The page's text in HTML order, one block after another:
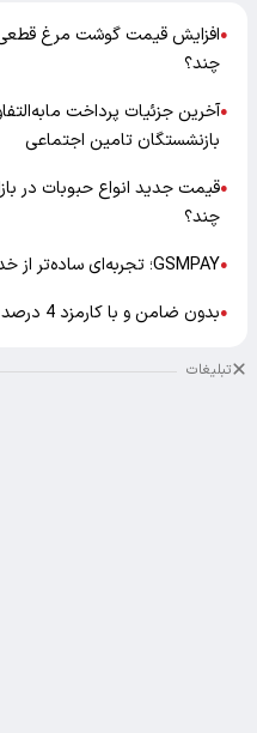
●افزایش قیمت گوشت مرغ
چند؟
●آخرین جزئیات پرداخت
بازنشستگان تامین اجتماعی
●قیمت جدید انواع حبوبات در
چند؟
●GSMPAY؛ تجربه‌ای ساده‌تر از خدمات مالی در مسیر دیجیتال
●بدون ضامن و با کارمزد 4 درصد وام 50 میلیونی بگیرید
تبلیغات